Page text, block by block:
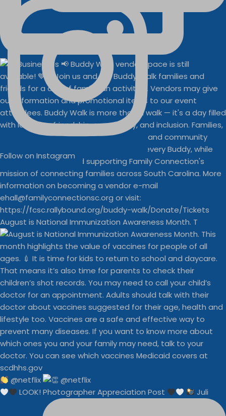
August is National Immunization Awareness Month. T
@netflix
LOOK! Photographer Appreciation Post
Juli
Follow on Instagram